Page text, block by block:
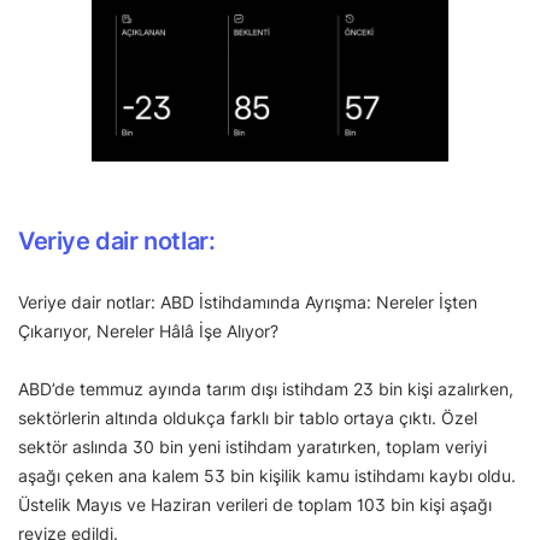
Veriye dair notlar:
Veriye dair notlar: ABD İstihdamında Ayrışma: Nereler İşten
Çıkarıyor, Nereler Hâlâ İşe Alıyor?
ABD’de temmuz ayında tarım dışı istihdam 23 bin kişi azalırken,
sektörlerin altında oldukça farklı bir tablo ortaya çıktı. Özel
sektör aslında 30 bin yeni istihdam yaratırken, toplam veriyi
aşağı çeken ana kalem 53 bin kişilik kamu istihdamı kaybı oldu.
Üstelik Mayıs ve Haziran verileri de toplam 103 bin kişi aşağı
revize edildi.